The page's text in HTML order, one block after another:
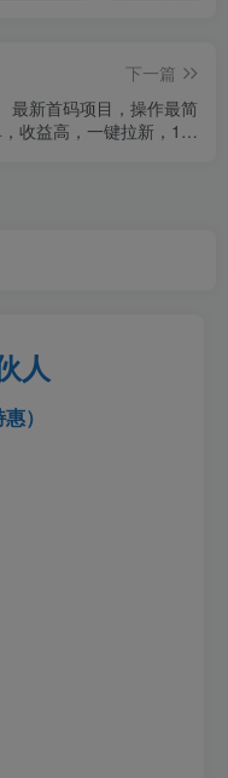
下一篇
最新首码项目，操作最简
收益高，一键拉新，1个
人
）